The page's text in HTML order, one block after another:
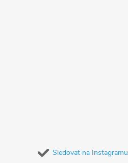
Sledovat na Instagramu